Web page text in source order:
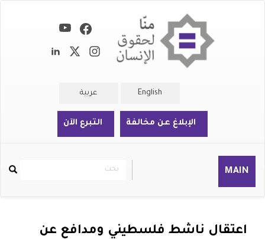
English عربية
الإبلاغ عن مخالفة التبرع الآن
MAIN
Rechercher
بحث
اعتقال ناشط فلسطيني ومدافع عن